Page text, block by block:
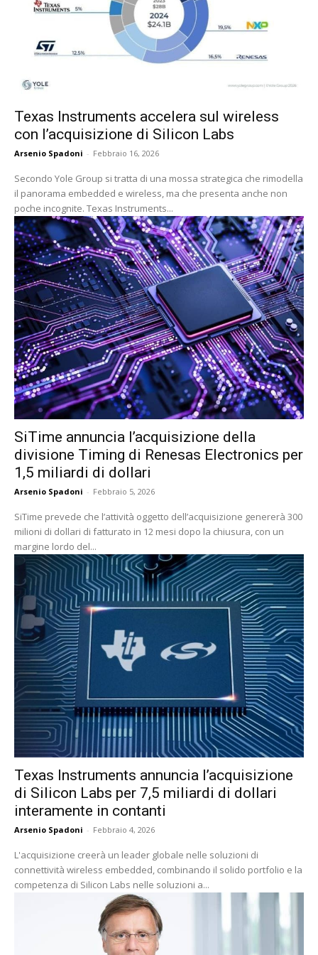
Texas Instruments accelera sul wireless
con l’acquisizione di Silicon Labs
Arsenio Spadoni - Febbraio 16, 2026
Secondo Yole Group si tratta di una mossa strategica che rimodella
il panorama embedded e wireless, ma che presenta anche non
poche incognite. Texas Instruments...
SiTime annuncia l’acquisizione della
divisione Timing di Renesas Electronics per
1,5 miliardi di dollari
Arsenio Spadoni - Febbraio 5, 2026
SiTime prevede che l’attività oggetto dell’acquisizione genererà 300
milioni di dollari di fatturato in 12 mesi dopo la chiusura, con un
margine lordo del...
Texas Instruments annuncia l’acquisizione
di Silicon Labs per 7,5 miliardi di dollari
interamente in contanti
Arsenio Spadoni - Febbraio 4, 2026
L'acquisizione creerà un leader globale nelle soluzioni di
connettività wireless embedded, combinando il solido portfolio e la
competenza di Silicon Labs nelle soluzioni a...